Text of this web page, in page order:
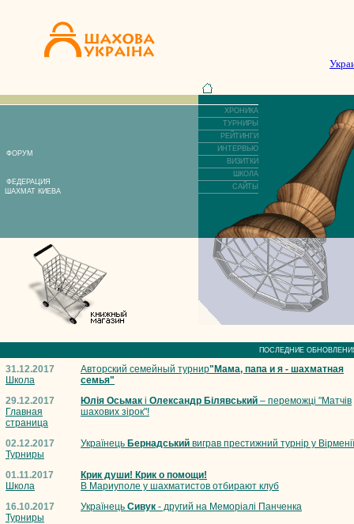
ФОРУМ
ФЕДЕРАЦИЯ
ШАХМАТ КИЕВА
ХРОНИКА
ТУРНИРЫ
РЕЙТИНГИ
ИНТЕРВЬЮ
ВИЗИТКИ
ШКОЛА
САЙТЫ
ПОСЛЕДНИЕ
31.12.2017
Школа
Авторский семейный турнир"Мама, папа и я - шахматная
семья"
29.12.2017
Главная
страница
Юлія Осьмак і Олександр Білявський – переможці "Матчів
шахових зірок"!
02.12.2017
Турниры
Українець Бернадський виграв престижний турнір у Вірменії
01.11.2017
Школа
Крик души! Крик о помощи!
В Мариуполе у шахматистов отбирают клуб
16.10.2017
Турниры
Українець Сивук - другий на Меморіалі Панченка